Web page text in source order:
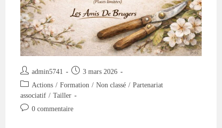
Auteur/autrice
de
admin5741
Publication
publiée :
3 mars 2026
Post
category:
Actions / Formation / Non classé / Partenariat
associatif / Tailler
Commentaires
0 commentaire